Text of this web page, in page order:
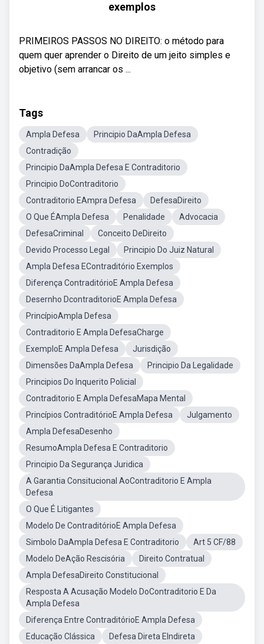
exemplos
PRIMEIROS PASSOS NO DIREITO: o método para
quem quer aprender o Direito de um jeito simples e
objetivo (sem arrancar os ...
Tags
Ampla Defesa
Principio DaAmpla Defesa
Contradição
Principio DaAmpla Defesa E Contraditorio
Principio DoContraditorio
Contraditorio EAmpra Defesa
DefesaDireito
O Que ÉAmpla Defesa
Penalidade
Advocacia
DefesaCriminal
Conceito DeDireito
Devido Processo Legal
Principio Do Juiz Natural
Ampla Defesa EContraditório Exemplos
Diferença ContraditórioE Ampla Defesa
Desernho DcontraditorioE Ampla Defesa
PrincípioAmpla Defesa
Contraditorio E Ampla DefesaCharge
ExemploE Ampla Defesa
Jurisdição
Dimensões DaAmpla Defesa
Principio Da Legalidade
Principios Do Inquerito Policial
Contraditorio E Ampla DefesaMapa Mental
Princípios ContraditórioE Ampla Defesa
Julgamento
Ampla DefesaDesenho
ResumoAmpla Defesa E Contraditorio
Principio Da Segurança Juridica
A Garantia Consitucional AoContraditorio E Ampla
Defesa
O Que É Litigantes
Modelo De ContraditórioE Ampla Defesa
Simbolo DaAmpla Defesa E Contraditorio
Art 5 CF/88
Modelo DeAção Rescisória
Direito Contratual
Ampla DefesaDireito Constitucional
Resposta A Acusação Modelo DoContraditorio E Da
Ampla Defesa
Diferença Entre ContraditórioE Ampla Defesa
Educação Clássica
Defesa Direta EIndireta